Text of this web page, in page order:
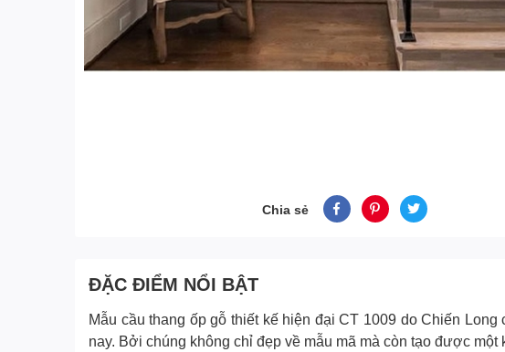
Chia sẻ
ĐẶC ĐIỂM NỔI BẬT
Mẫu cầu thang ốp gỗ thiết kế hiện đại CT 1009 do Chiến
nay. Bởi chúng không chỉ đẹp về mẫu mã mà còn tạo được